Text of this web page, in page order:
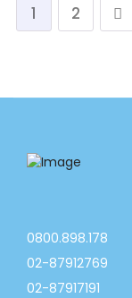
1 2
0800.898.178
02-87912769
02-87917191